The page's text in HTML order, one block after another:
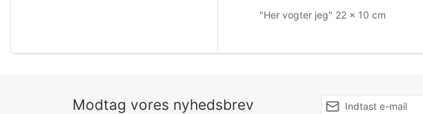
"Her vogter jeg" 22 x 10 cm
Modtag vores nyhedsbrev